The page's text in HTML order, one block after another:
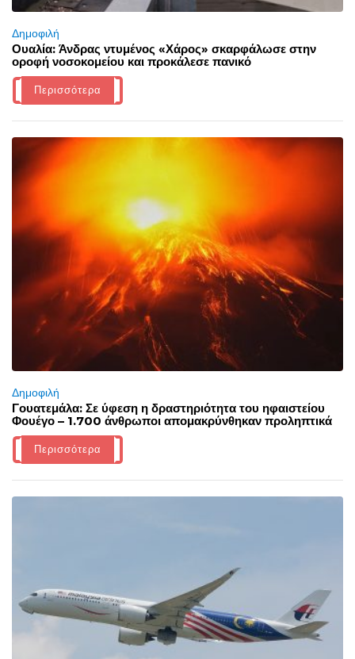
Δημοφιλή
Ουαλία: Άνδρας ντυμένος «Χάρος» σκαρφάλωσε στην
οροφή νοσοκομείου και προκάλεσε πανικό
Περισσότερα
Δημοφιλή
Γουατεμάλα: Σε ύφεση η δραστηριότητα του ηφαιστείου
Φουέγο – 1.700 άνθρωποι απομακρύνθηκαν προληπτικά
Περισσότερα